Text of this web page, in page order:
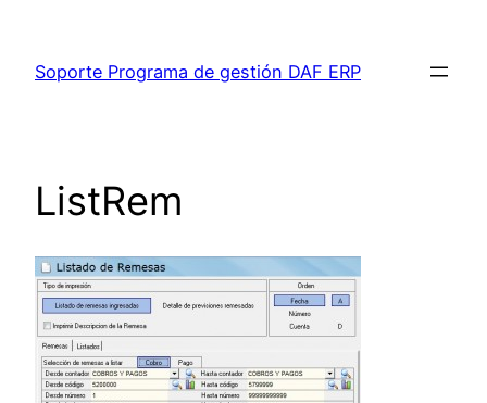
contenido
Soporte Programa de gestión DAF ERP
ListRem